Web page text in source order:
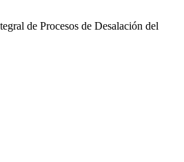
de Procesos de Desalación del